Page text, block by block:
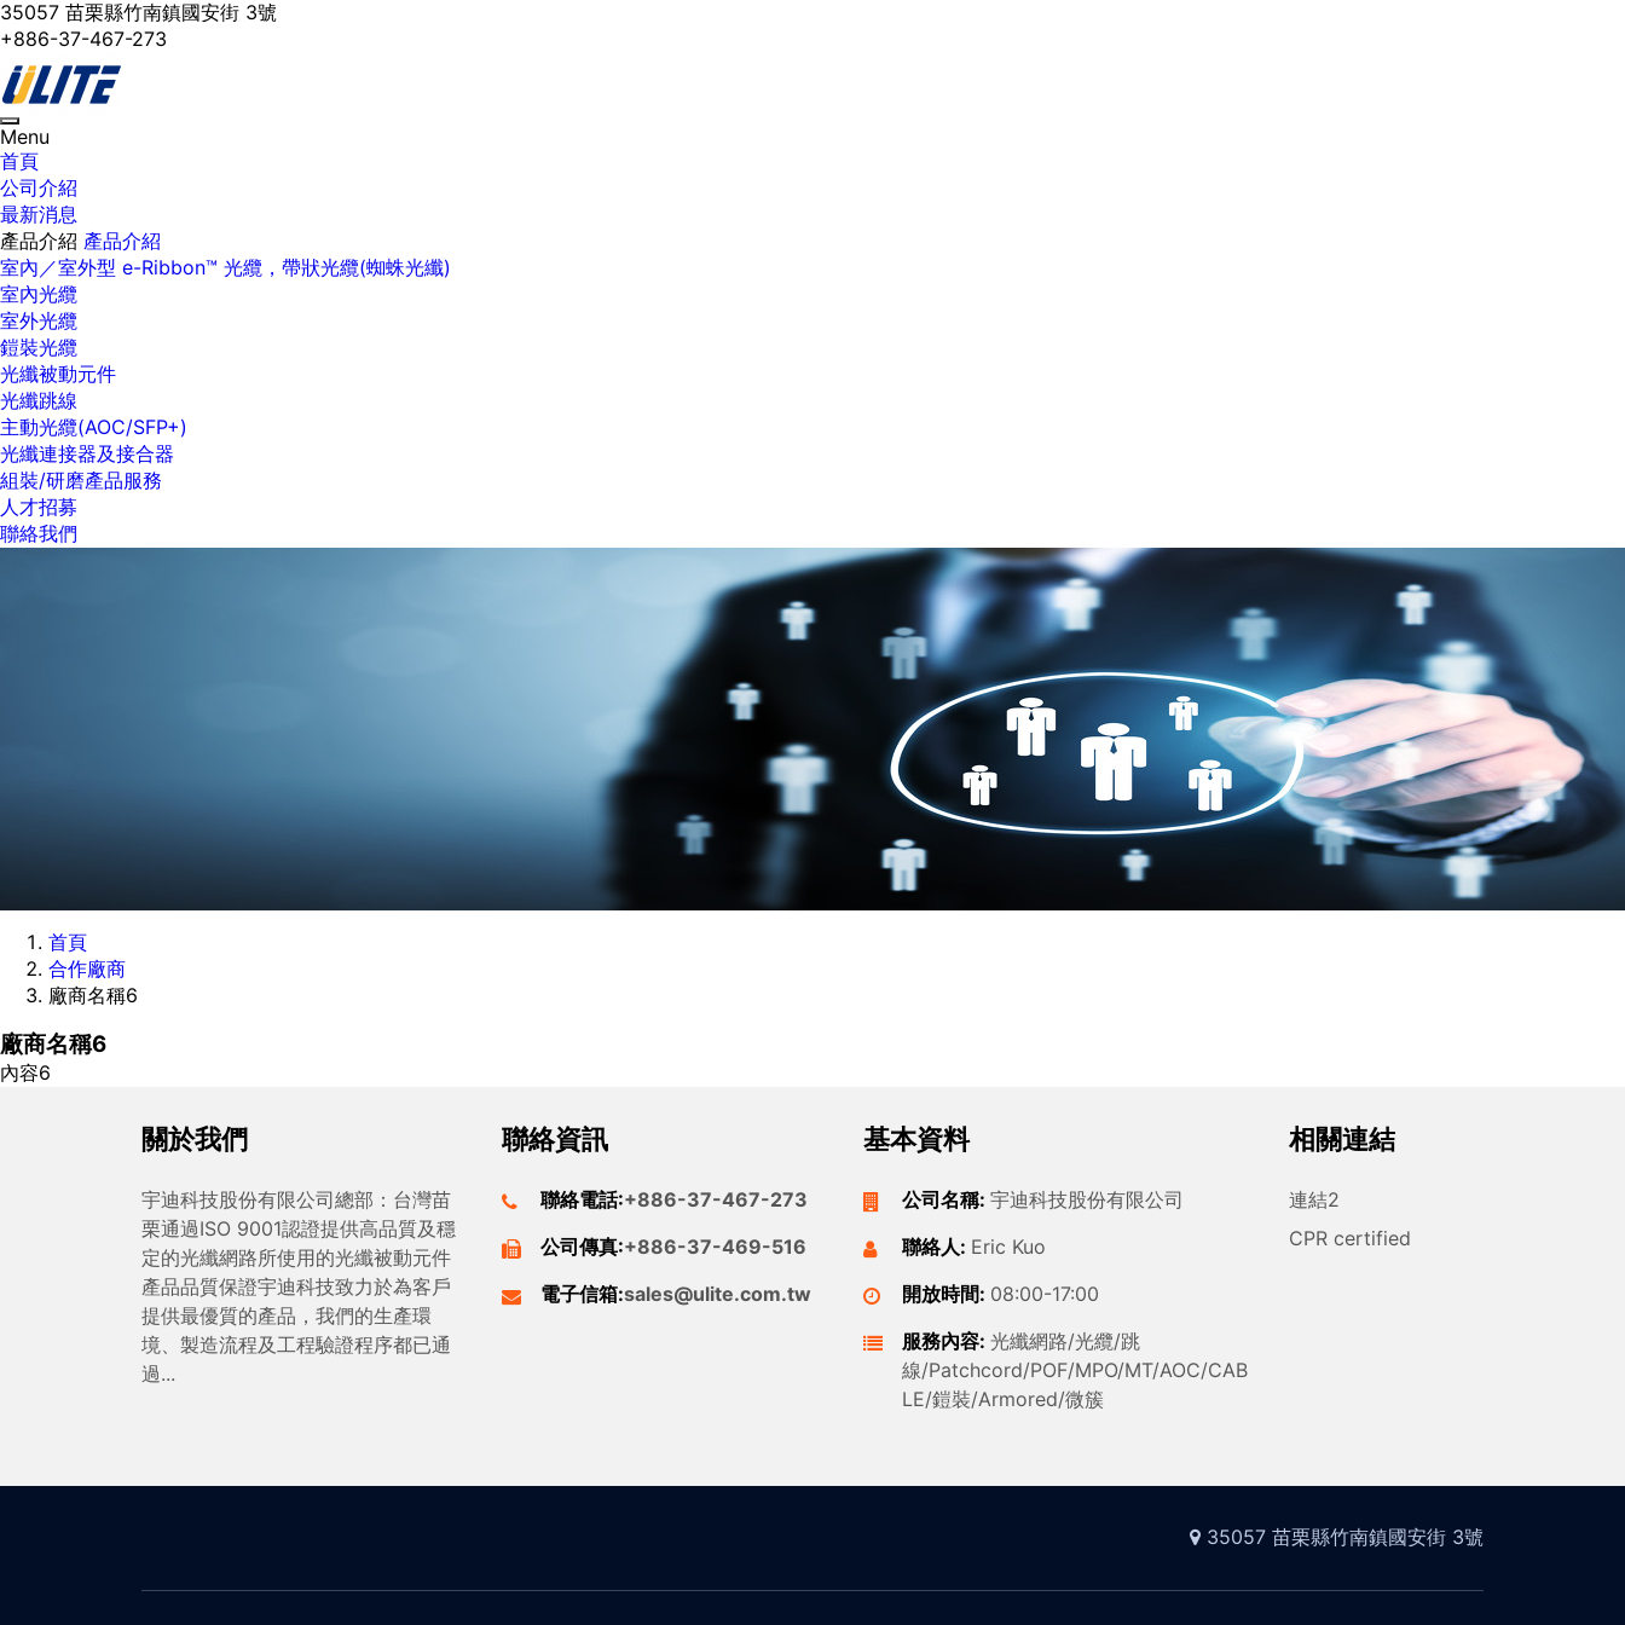
35057 苗栗縣竹南鎮國安街 3號
+886-37-467-273
Toggle
navigation
Menu
首頁
公司介紹
最新消息
產品介紹 產品介紹
室內／室外型 e-Ribbon™ 光纜，帶狀光纜(蜘蛛光纖)
室內光纜
室外光纜
鎧裝光纜
光纖被動元件
光纖跳線
主動光纜(AOC/SFP+)
光纖連接器及接合器
組裝/研磨產品服務
人才招募
聯絡我們
首頁
合作廠商
廠商名稱6
廠商名稱6
內容6
關於我們
宇迪科技股份有限公司總部：台灣苗
栗通過ISO 9001認證提供高品質及穩
定的光纖網路所使用的光纖被動元件
產品品質保證宇迪科技致力於為客戶
提供最優質的產品，我們的生產環
境、製造流程及工程驗證程序都已通
過...
聯絡資訊
聯絡電話:+886-37-467-273
公司傳真:+886-37-469-516
電子信箱:sales@ulite.com.tw
基本資料
公司名稱: 宇迪科技股份有限公司
聯絡人: Eric Kuo
開放時間: 08:00-17:00
服務內容: 光纖網路/光纜/跳
線/Patchcord/POF/MPO/MT/AOC/CAB
LE/鎧裝/Armored/微簇
相關連結
連結2
CPR certified
35057 苗栗縣竹南鎮國安街 3號